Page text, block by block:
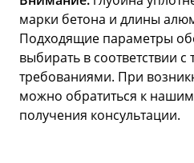
марки бетона и длины
Подходящие параметры
выбирать в соответствии с
требованиями. При
можно обратиться к
получения консультации.